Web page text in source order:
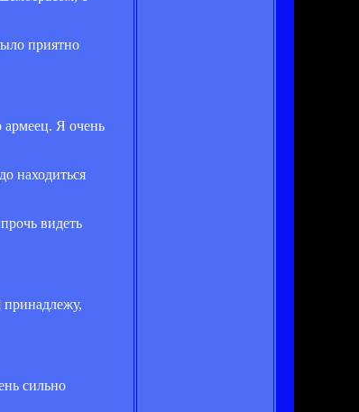
приятно
Я очень
находиться
видеть
принадлежу,
сильно